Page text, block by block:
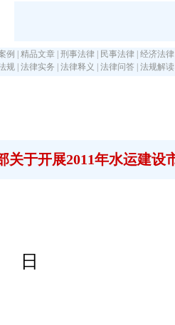
例 精品文章 刑事法律 民事法律 经济法律
规 法律实务 法律释义 法律问答 法规解读
关于开展2011年水运建设
人：
：